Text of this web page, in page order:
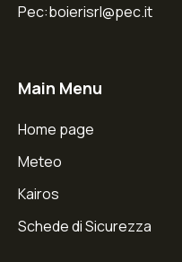
Pec:boierisrl@pec.it
Main Menu
Home page
Meteo
Kairos
Schede di Sicurezza